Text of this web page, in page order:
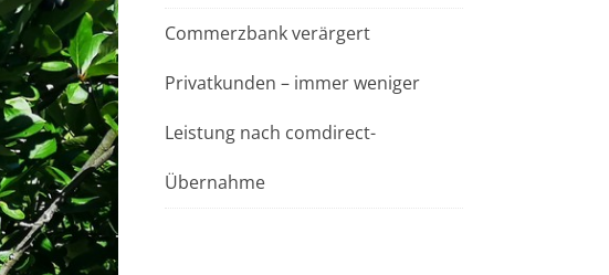
Commerzbank verärgert
Privatkunden – immer weniger
Leistung nach comdirect-
Übernahme